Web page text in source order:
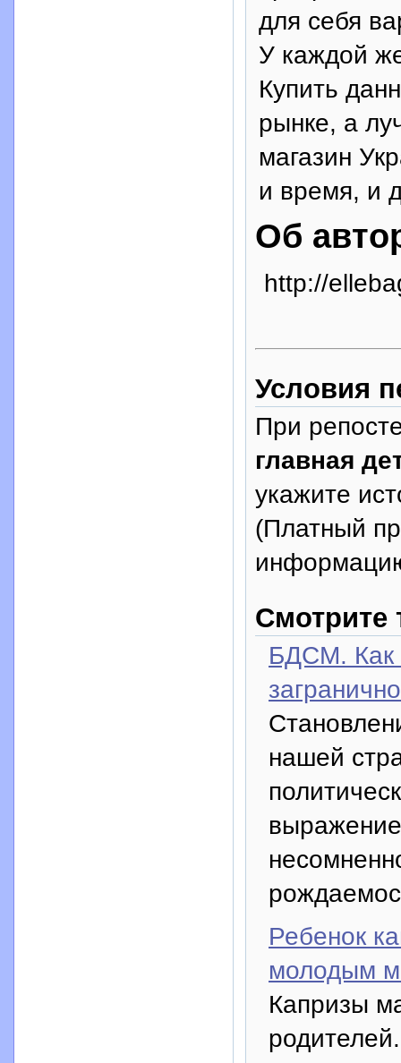
для себя
У каждой
Купить
рынке, а
магазин
и время, и
Об
http://
Условия
При
главная
укажите
(Платный
Смотрите
БДСМ. Как
нашей
Ребенок
молодым
Капризы